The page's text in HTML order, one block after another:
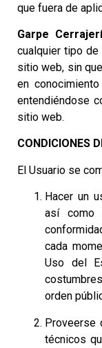
que fuera de
Garpe
cualquier tipo de
sitio web, sin
en
entendiéndose
sitio web.
CONDICIONES
El Usuario se
Hacer un
así como
cada
Uso del
orden
Proveerse
técnicos